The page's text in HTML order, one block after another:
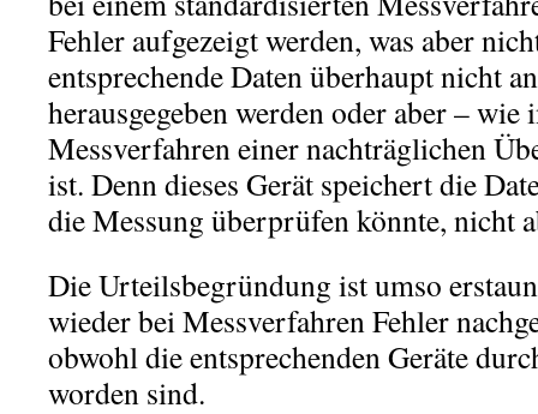
Fehler aufgezeigt werden, was aber
entsprechende Daten überhaupt nicht
herausgegeben werden oder aber – wie
Messverfahren einer nachträglichen
ist. Denn dieses Gerät speichert die
die Messung überprüfen könnte, nicht
Die Urteilsbegründung ist umso
wieder bei Messverfahren Fehler
obwohl die entsprechenden Geräte
worden sind.